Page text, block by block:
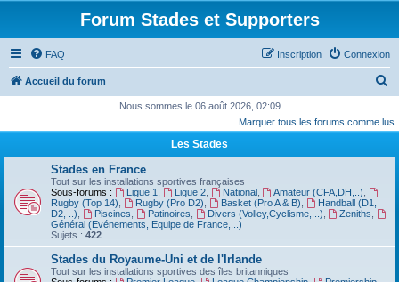
Forum Stades et Supporters
FAQ Connexion
Inscription
Accueil du forum
c
e
Nous sommes le 06 août 2026, 02:09
Marquer tous les forums comme lus
Les Stades
Stades en France
Tout sur les installations sportives françaises
Sous-forums :
Ligue 1 Ligue 2, National, Amateur (CFA,DH,..)
Rugby (Top 14)
Rugby (Pro D2) Basket (Pro A & B)
Handball (D1,
D2, ..)
Piscines Patinoires Divers (Volley,Cyclisme,...) Zeniths
Général (Evénements, Equipe de France,...)
Sujets : 422
Stades du Royaume-Uni et de l'Irlande
Tout sur les installations sportives des îles britanniques